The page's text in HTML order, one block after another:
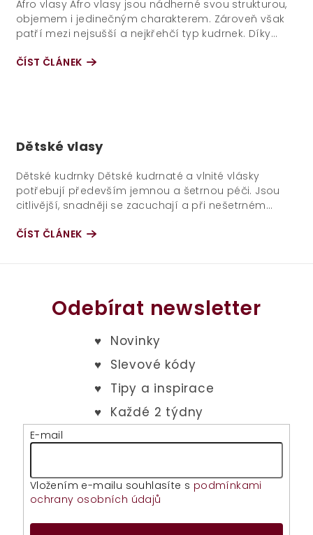
Afro vlasy Afro vlasy jsou nádherné svou strukturou,
objemem i jedinečným charakterem. Zároveň však
patří mezi nejsušší a nejkřehčí typ kudrnek. Díky
ČÍST ČLÁNEK
Dětské vlasy
Dětské kudrnky Dětské kudrnaté a vlnité vlásky
potřebují především jemnou a šetrnou péči. Jsou
citlivější, snadněji se zacuchají a při nešetrném
ČÍST ČLÁNEK
Odebírat newsletter
E-mail
Vložením e-mailu souhlasíte s podmínkami
ochrany osobních údajů